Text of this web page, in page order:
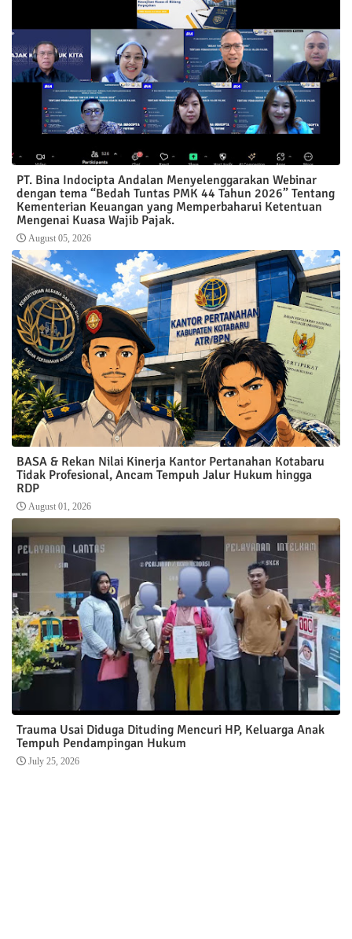
PT. Bina Indocipta Andalan Menyelenggarakan Webinar
dengan tema “Bedah Tuntas PMK 44 Tahun 2026” Tentang
Kementerian Keuangan yang Memperbaharui Ketentuan
Mengenai Kuasa Wajib Pajak.
August 05, 2026
BASA & Rekan Nilai Kinerja Kantor Pertanahan Kotabaru
Tidak Profesional, Ancam Tempuh Jalur Hukum hingga
RDP
August 01, 2026
Trauma Usai Diduga Dituding Mencuri HP, Keluarga Anak
Tempuh Pendampingan Hukum
July 25, 2026